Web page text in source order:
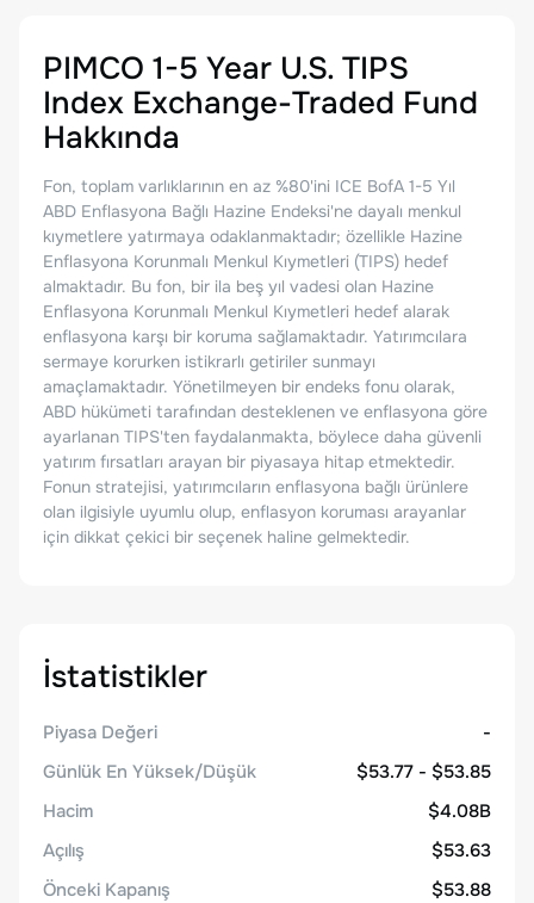
PIMCO 1-5 Year U.S. TIPS
Index Exchange-Traded Fund
Hakkında
Fon, toplam varlıklarının en az %80'ini ICE BofA 1-5 Yıl
ABD Enflasyona Bağlı Hazine Endeksi'ne dayalı menkul
kıymetlere yatırmaya odaklanmaktadır; özellikle Hazine
Enflasyona Korunmalı Menkul Kıymetleri (TIPS) hedef
almaktadır. Bu fon, bir ila beş yıl vadesi olan Hazine
Enflasyona Korunmalı Menkul Kıymetleri hedef alarak
enflasyona karşı bir koruma sağlamaktadır. Yatırımcılara
sermaye korurken istikrarlı getiriler sunmayı
amaçlamaktadır. Yönetilmeyen bir endeks fonu olarak,
ABD hükümeti tarafından desteklenen ve enflasyona göre
ayarlanan TIPS'ten faydalanmakta, böylece daha güvenli
yatırım fırsatları arayan bir piyasaya hitap etmektedir.
Fonun stratejisi, yatırımcıların enflasyona bağlı ürünlere
olan ilgisiyle uyumlu olup, enflasyon koruması arayanlar
için dikkat çekici bir seçenek haline gelmektedir.
İstatistikler
Piyasa Değeri
-
Günlük En Yüksek/Düşük
$53.77 - $53.85
Hacim
$4.08B
Açılış
$53.63
Önceki Kapanış
$53.88